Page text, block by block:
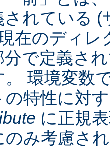
されている
在のディ
分で定義さ
。 環境変数
の特性に対
に正規
のみ考慮さ